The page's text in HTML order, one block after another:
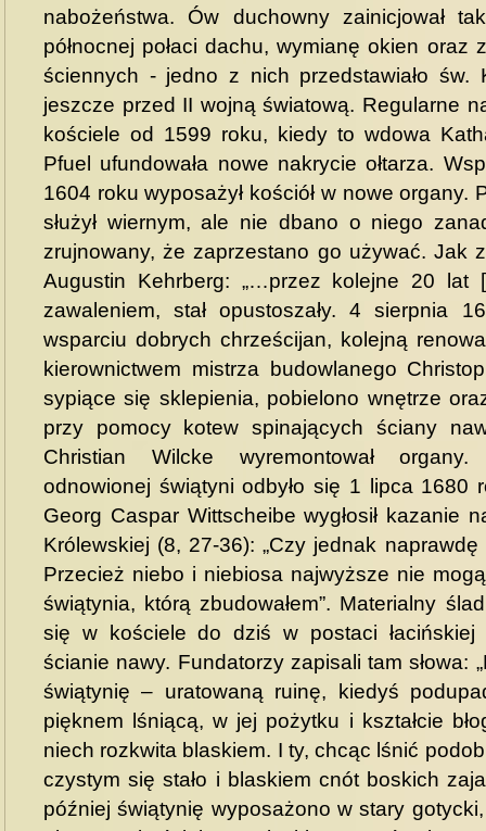
nabożeństwa. Ów duchowny zainicjował
północnej połaci dachu, wymianę okien oraz
ściennych - jedno z nich przedstawiało św.
jeszcze przed II wojną światową. Regularne
kościele od 1599 roku, kiedy to wdowa
Pfuel ufundowała nowe nakrycie ołtarza.
1604 roku wyposażył kościół w nowe organy.
służył wiernym, ale nie dbano o niego
zrujnowany, że zaprzestano go używać. Jak
Augustin Kehrberg: „…przez kolejne 20 lat
zawaleniem, stał opustoszały. 4 sierpnia
wsparciu dobrych chrześcijan, kolejną
kierownictwem mistrza budowlanego
sypiące się sklepienia, pobielono wnętrze
przy pomocy kotew spinających ściany
Christian Wilcke wyremontował
odnowionej świątyni odbyło się 1 lipca 1680
Georg Caspar Wittscheibe wygłosił kazanie
Królewskiej (8, 27-36): „Czy jednak
Przecież niebo i niebiosa najwyższe nie
świątynia, którą zbudowałem”. Materialny
się w kościele do dziś w postaci łacińskiej
ścianie nawy. Fundatorzy zapisali tam słowa:
świątynię – uratowaną ruinę, kiedyś
pięknem lśniącą, w jej pożytku i kształcie
niech rozkwita blaskiem. I ty, chcąc lśnić
czystym się stało i blaskiem cnót boskich
później świątynię wyposażono w stary